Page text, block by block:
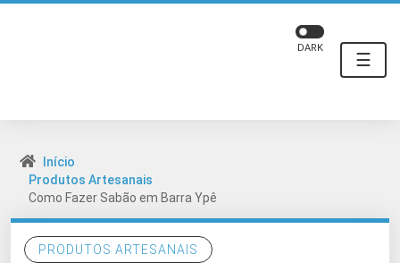
☰
DARK
Início
Produtos Artesanais
Como Fazer Sabão em Barra Ypê
PRODUTOS ARTESANAIS